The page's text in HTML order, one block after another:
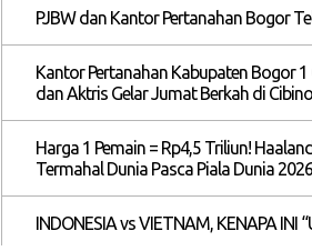
PJBW dan Kantor Pertanahan Bogor
Kantor Pertanahan Kabupaten Bogor
dan Aktris Gelar Jumat Berkah di
Harga 1 Pemain = Rp4,5 Triliun!
Termahal Dunia Pasca Piala Dunia 2026
INDONESIA vs VIETNAM, KENAPA INI